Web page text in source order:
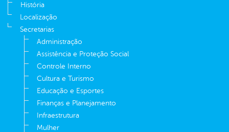
História
Localização
Secretarias
Administração
Assistência e Proteção Social
Controle Interno
Cultura e Turismo
Educação e Esportes
Finanças e Planejamento
Infraestrutura
Mulher